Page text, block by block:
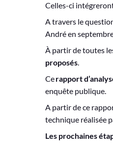
Celles-ci
A travers le
André en
À partir de toutes
proposés.
Cerapport
enquête publique.
A partir de ce
technique réalisée
Les prochaines